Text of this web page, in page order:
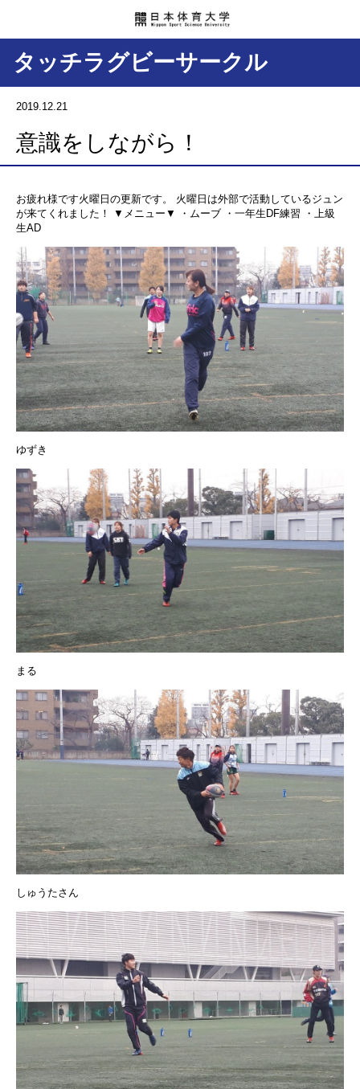
タッチラグビーサークル
2019.12.21
意識をしながら！
お疲れ様です火曜日の更新です。 火曜日は外部で活動しているジュン
が来てくれました！ ▼メニュー▼ ・ムーブ ・一年生DF練習 ・上級
生AD
ゆずき
まる
しゅうたさん